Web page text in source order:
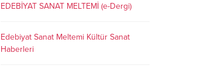
EDEBİYAT SANAT MELTEMİ (e-Dergi)
Edebiyat Sanat Meltemi Kültür Sanat
Haberleri